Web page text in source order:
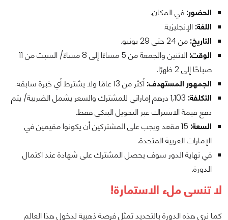
الحضور: في المكان.
اللغة: الإنجليزية.
التاريخ: من 24 حتى 29 يونيو.
الوقت:
الاثنين والجمعة من 5 مساءًا إلى 8 مساءً/ السبت من 11
صباحًا إلى 2 ظهرًا.
الجمهور المستهدف: أكثر من 13 عامًا ولا يشترط أي خبرة سابقة.
التكلفة:
1,103 درهم إماراتي للمشترك والسعر يشمل الضريبة/ يتم
دفع قيمة الاشتراك عبر التحويل البنكي فقط.
السعة:
15 مقعد ويجب على المشتركين أن يكونوا مقيمين في
الإمارات العربية المتحدة.
في نهاية الدور سوف يحصل المشترك على شهادة عند اكتمال
الدورة.
لا تنسى ملء الاستمارة!
كما نرى هذه الدورة بالتحديد تمثل فرصة ذهبية لدخول هذا العالم